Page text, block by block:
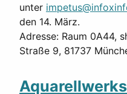
unter
den 14. März.
Adresse: Raum 0A44,
Straße 9, 81737